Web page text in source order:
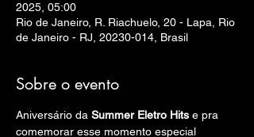
2025, 05:00
Rio de Janeiro, R. Riachuelo, 20 - Lapa, Rio
de Janeiro - RJ, 20230-014, Brasil
Sobre o evento
Aniversário da Summer Eletro Hits e pra
comemorar esse momento especial